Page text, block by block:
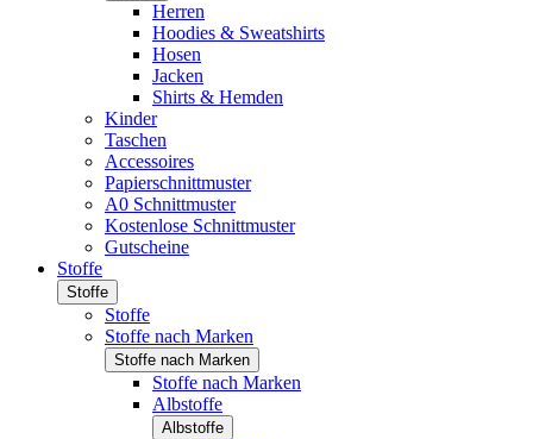
Herren
Hoodies & Sweatshirts
Hosen
Jacken
Shirts & Hemden
Kinder
Taschen
Accessoires
Papierschnittmuster
A0 Schnittmuster
Kostenlose Schnittmuster
Gutscheine
Stoffe
Stoffe
Stoffe
Stoffe nach Marken
Stoffe nach Marken
Stoffe nach Marken
Albstoffe
Albstoffe